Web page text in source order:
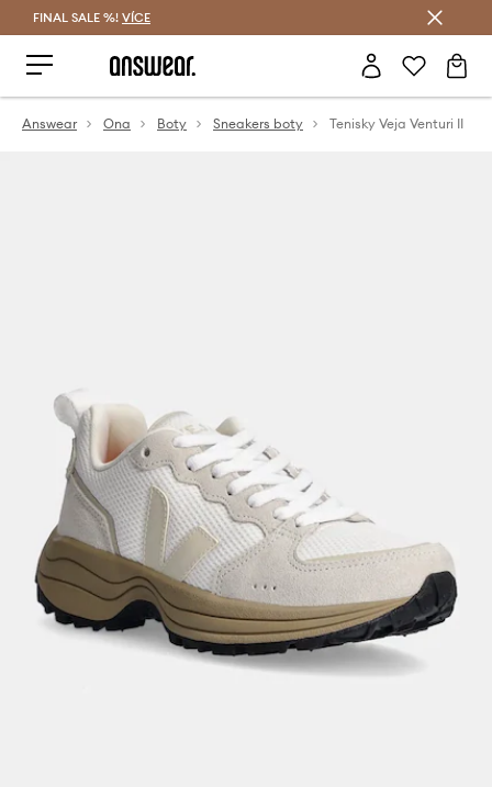
FINAL SALE %! VÍCE
Answear Ona Boty Sneakers boty Tenisky Veja Venturi II